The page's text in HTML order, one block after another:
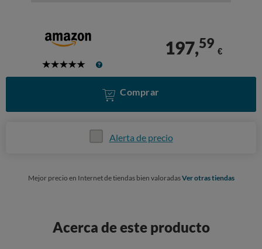
5
197,59
€
Comprar
Alerta de precio
Mejor precio en Internet de tiendas bien valoradasVer otras tiendas
Acerca de este producto